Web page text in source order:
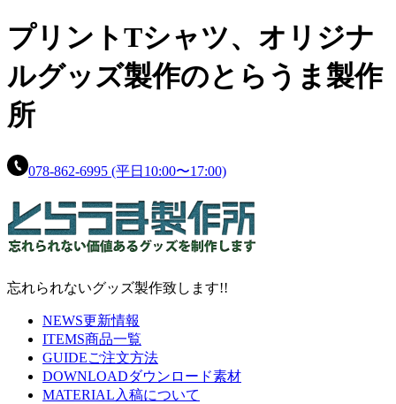
プリントTシャツ、 オリジナ
ルグッズ製作のとらうま製作
所
078-862-6995 (平日10:00〜17:00)
忘れられないグッズ製作致します!!
NEWS更新情報
ITEMS商品一覧
GUIDEご注文方法
DOWNLOADダウンロード素材
MATERIAL 入稿について